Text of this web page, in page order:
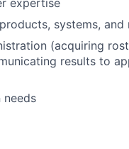
systems, and
(acquiring
results to
needs